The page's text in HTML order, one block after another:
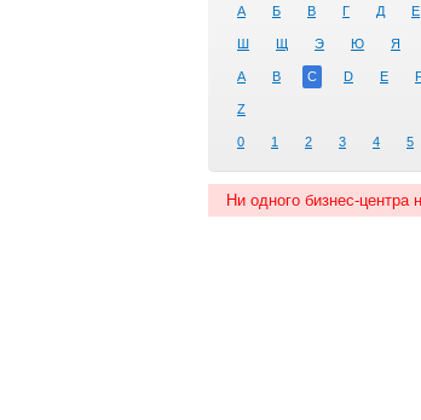
А Б В Г Д Е
Ш Щ Э Ю Я
A B C D E
Z
0 1 2 3 4 5
Ни одного бизнес-центра